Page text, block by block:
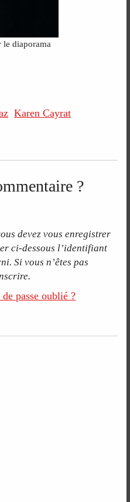
diaporama
Karen Cayrat
?
devez vous enregistrer
ci-dessous l’identifiant
Si vous n’êtes pas
passe oublié ?